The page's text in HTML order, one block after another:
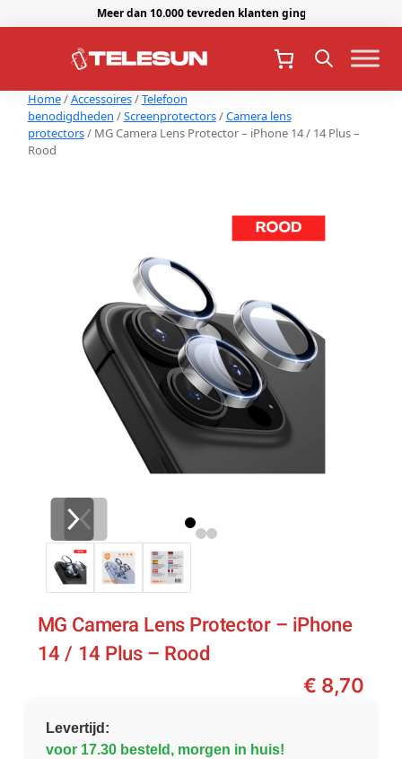
Meer dan 10.000 tevreden klanten gingen je voor.
Home/Accessoires/Telefoon
benodigdheden /Screenprotectors/Camera lens
protectors/ MG Camera Lens Protector – iPhone 14 / 14 Plus –
Rood
MG Camera Lens Protector – iPhone
14 / 14 Plus – Rood
€ 8,70
Levertijd:
voor 17.30 besteld, morgen in huis!